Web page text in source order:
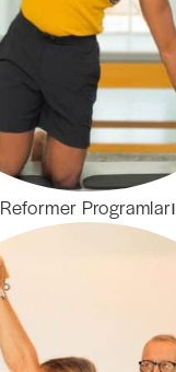
Reformer Programları